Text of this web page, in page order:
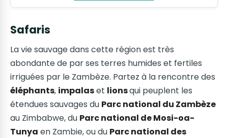
Safaris
La vie sauvage dans cette région est très
abondante de par ses terres humides et fertiles
irriguées par le Zambèze. Partez à la rencontre des
éléphants, impalaset lionsqui peuplent les
étendues sauvages du Parc national du Zambèze
au Zimbabwe, du Parc national de Mosi-oa-
Tunya en Zambie, ou du Parc national des